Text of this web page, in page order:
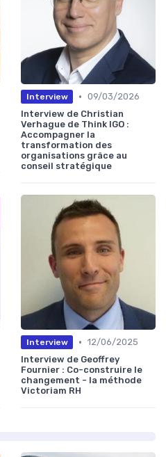
Interview • 09/03/2026
Interview de Christian
Verhague de Think IGO :
Accompagner la
transformation des
organisations grâce au
conseil stratégique
Interview • 12/06/2025
Interview de Geoffrey
Fournier : Co-construire le
changement - la méthode
Victoriam RH